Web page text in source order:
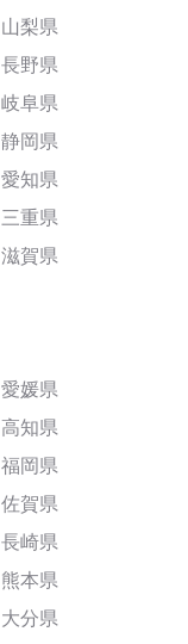
山梨県
長野県
岐阜県
静岡県
愛知県
三重県
滋賀県
愛媛県
高知県
福岡県
佐賀県
長崎県
熊本県
大分県